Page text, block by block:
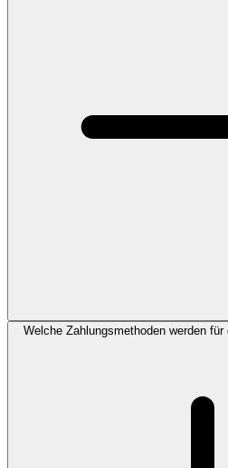
Welche Zahlungsmethoden werden